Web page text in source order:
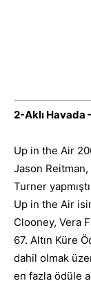
2-Aklı Havada
Up in the Air
Jason Reitman,
Turner
Up in the Air
Clooney, Vera
67. Altın Küre
dahil olmak
en fazla ödüle